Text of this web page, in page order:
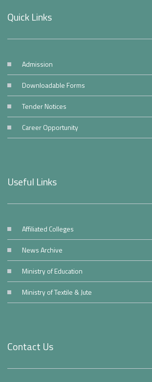
Quick Links
Admission
Downloadable Forms
Tender Notices
Career Opportunity
Useful Links
Affiliated Colleges
News Archive
Ministry of Education
Ministry of Textile & Jute
Contact Us